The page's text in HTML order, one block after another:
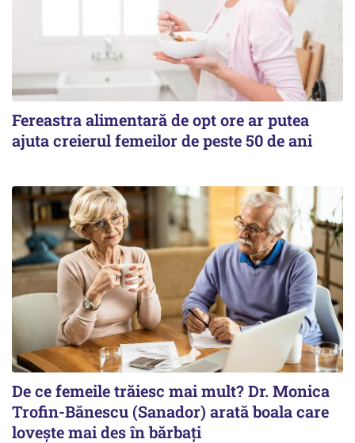
Fereastra alimentară de opt ore ar putea
ajuta creierul femeilor de peste 50 de ani
De ce femeile trăiesc mai mult? Dr. Monica
Trofin-Bănescu (Sanador) arată boala care
lovește mai des în bărbați